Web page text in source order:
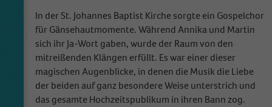
In der St. Johannes Baptist Kirche sorgte ein Gospelchor
für Gänsehautmomente. Während Annika und Martin
sich ihr Ja-Wort gaben, wurde der Raum von den
mitreißenden Klängen erfüllt. Es war einer dieser
magischen Augenblicke, in denen die Musik die Liebe
der beiden auf ganz besondere Weise unterstrich und
das gesamte Hochzeitspublikum in ihren Bann zog.